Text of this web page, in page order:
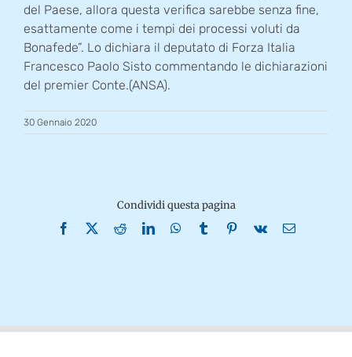
del Paese, allora questa verifica sarebbe senza fine,
esattamente come i tempi dei processi voluti da
Bonafede”. Lo dichiara il deputato di Forza Italia
Francesco Paolo Sisto commentando le dichiarazioni
del premier Conte.(ANSA).
30 Gennaio 2020
Condividi questa pagina
Facebook
X RedditLinkedInWhatsApp
TumblrPinterest
Vk Email